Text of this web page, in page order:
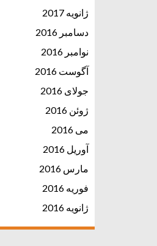
ژانویه 2017
دسامبر 2016
نوامبر 2016
آگوست 2016
جولای 2016
ژوئن 2016
می 2016
آوریل 2016
مارس 2016
فوریه 2016
ژانویه 2016